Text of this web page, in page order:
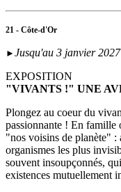
21 - Côte-d'Or
► Jusqu'au 3 janvier 2027
EXPOSITION
"VIVANTS !" UNE
Plongez au coeur du
passionnante ! En famille
"nos voisins de planète"
organismes les plus
souvent insoupçonnés,
existences mutuellement